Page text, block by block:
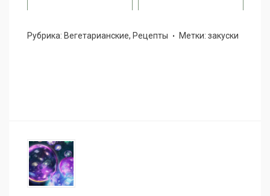
Рубрика: Вегетарианские, Рецепты Метки: закуски